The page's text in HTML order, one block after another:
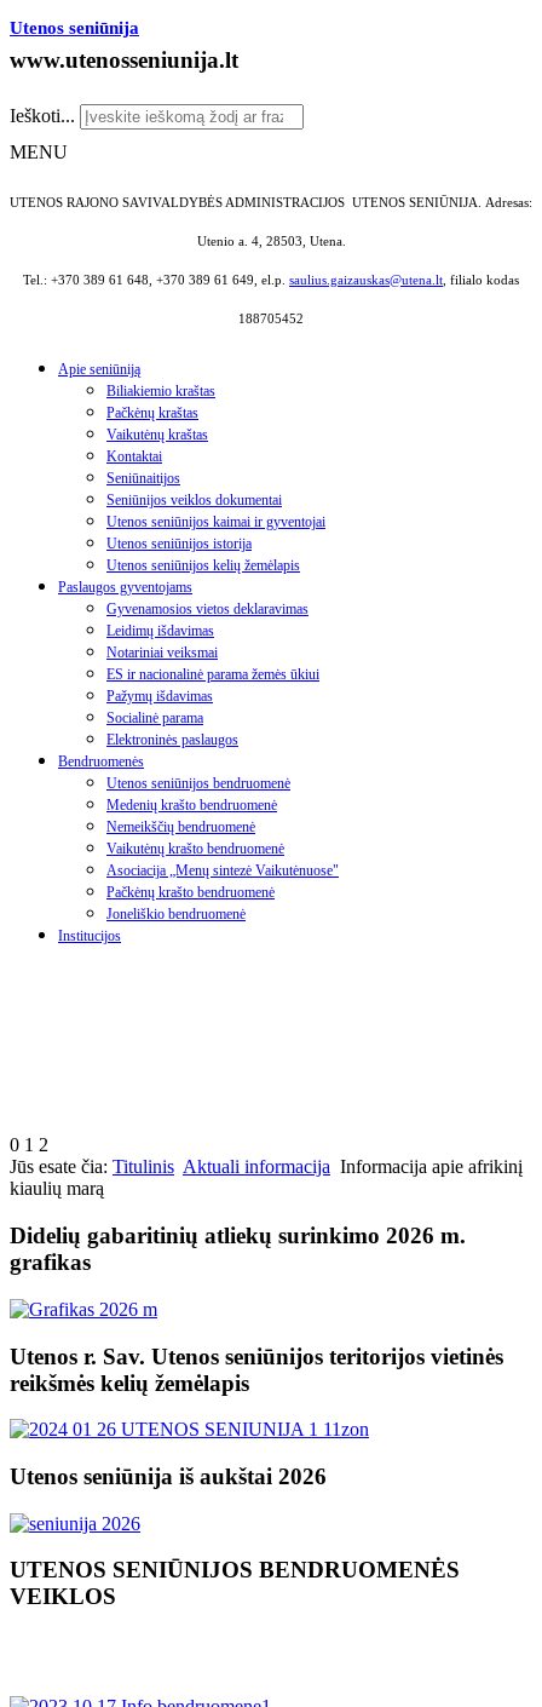
Utenos seniūnija
www.utenosseniunija.lt
Ieškoti...
MENU
UTENOS RAJONO SAVIVALDYBĖS ADMINISTRACIJOS UTENOS SENIŪNIJA. Adresas:
Utenio a. 4, 28503, Utena.
Tel.: +370 389 61 648, +370 389 61 649, el.p. saulius.gaizauskas@utena.lt, filialo kodas
188705452
Apie seniūniją
Biliakiemio kraštas
Pačkėnų kraštas
Vaikutėnų kraštas
Kontaktai
Seniūnaitijos
Seniūnijos veiklos dokumentai
Utenos seniūnijos kaimai ir gyventojai
Utenos seniūnijos istorija
Utenos seniūnijos kelių žemėlapis
Paslaugos gyventojams
Gyvenamosios vietos deklaravimas
Leidimų išdavimas
Notariniai veiksmai
ES ir nacionalinė parama žemės ūkiui
Pažymų išdavimas
Socialinė parama
Elektroninės paslaugos
Bendruomenės
Utenos seniūnijos bendruomenė
Medenių krašto bendruomenė
Nemeikščių bendruomenė
Vaikutėnų krašto bendruomenė
Asociacija „Menų sintezė Vaikutėnuose"
Pačkėnų krašto bendruomenė
Joneliškio bendruomenė
Institucijos
0 1 2
Jūs esate čia: Titulinis Aktuali informacija Informacija apie afrikinį
kiaulių marą
Didelių gabaritinių atliekų surinkimo 2026 m.
grafikas
Utenos r. Sav. Utenos seniūnijos teritorijos vietinės
reikšmės kelių žemėlapis
Utenos seniūnija iš aukštai 2026
UTENOS SENIŪNIJOS BENDRUOMENĖS
VEIKLOS